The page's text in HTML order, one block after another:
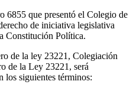
6855 que presentó el Colegio de
de iniciativa legislativa
Constitución Política.
de la ley 23221, Colegiación
de la Ley 23221, será
los siguientes términos: